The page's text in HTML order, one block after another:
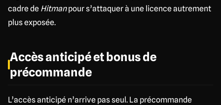
cadre de Hitmanpour s’attaquer à une licence autrement
plus exposée.
Accès anticipé et bonus de
précommande
L’accès anticipé n’arrive pas seul. La précommande